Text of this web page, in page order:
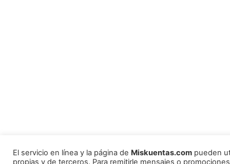
El servicio en línea y la página de Miskuentas.com pueden
propias y de terceros. Para remitirle mensajes o promociones